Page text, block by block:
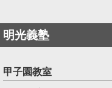
明光義塾
甲子園教室